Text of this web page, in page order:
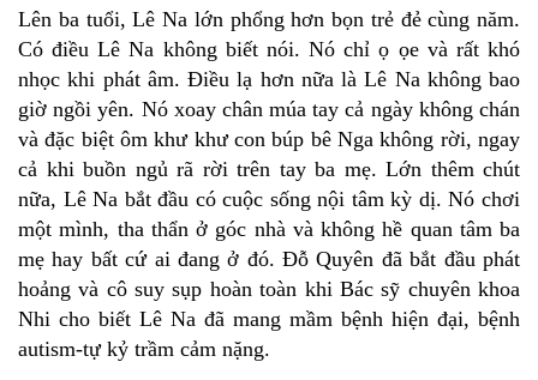
Lên ba tuổi, Lê Na lớn phổng hơn bọn trẻ đẻ cùng năm.
Có điều Lê Na không biết nói. Nó chỉ ọ ọe và rất khó
nhọc khi phát âm. Điều lạ hơn nữa là Lê Na không bao
giờ ngồi yên. Nó xoay chân múa tay cả ngày không chán
và đặc biệt ôm khư khư con búp bê Nga không rời, ngay
cả khi buồn ngủ rã rời trên tay ba mẹ. Lớn thêm chút
nữa, Lê Na bắt đầu có cuộc sống nội tâm kỳ dị. Nó chơi
một mình, tha thẩn ở góc nhà và không hề quan tâm ba
mẹ hay bất cứ ai đang ở đó. Đỗ Quyên đã bắt đầu phát
hoảng và cô suy sụp hoàn toàn khi Bác sỹ chuyên khoa
Nhi cho biết Lê Na đã mang mầm bệnh hiện đại, bệnh
autism-tự kỷ trầm cảm nặng.